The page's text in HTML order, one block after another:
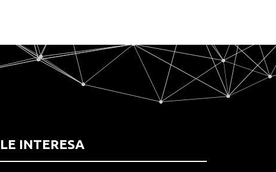
LE INTERESA